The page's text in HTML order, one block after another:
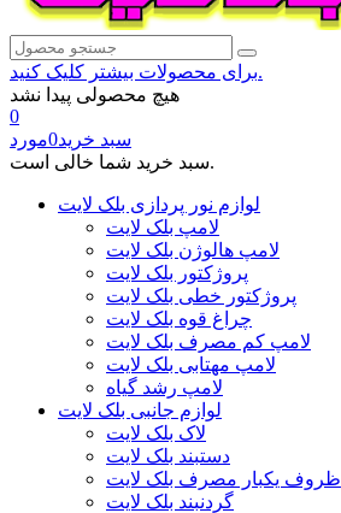
برای محصولات بیشتر کلیک کنید.
هیچ محصولی پیدا نشد
0
سبد خرید0مورد
سبد خرید شما خالی است.
لوازم نور پردازی بلک لایت
لامپ بلک لایت
لامپ هالوژن بلک لایت
پروژکتور بلک لایت
پروژکتور خطی بلک لایت
چراغ قوه بلک لایت
لامپ کم مصرف بلک لایت
لامپ مهتابی بلک لایت
لامپ رشد گیاه
لوازم جانبی بلک لایت
لاک بلک لایت
دستبند بلک لایت
ظروف یکبار مصرف بلک لایت
گردنبند بلک لایت